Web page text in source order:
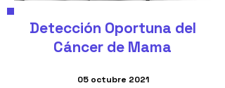
Detección Oportuna del
Cáncer de Mama
05 octubre 2021